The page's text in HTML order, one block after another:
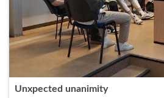
Unxpected unanimity